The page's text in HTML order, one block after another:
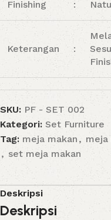
Finishing :
Keterangan :
SKU: PF - SET 002
Kategori: Set Furniture
Tag: meja makan , meja
, set meja makan
Deskripsi
Deskripsi